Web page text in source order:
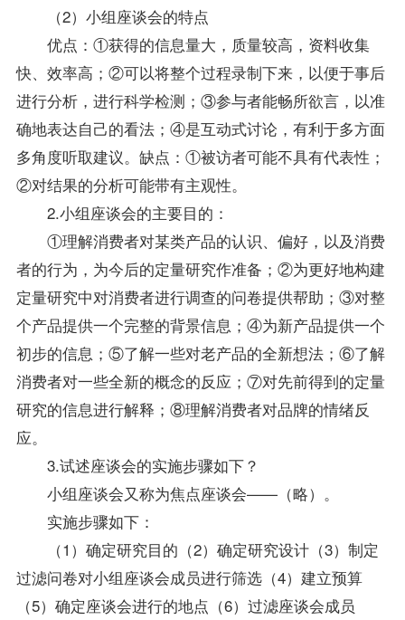
（2）小组座谈会的特点
优点：①获得的信息量大，质量较高， 资料收集
快、效率高；②可以将整个过程录制下来，以便于事后
进行分析，进行科学检测；③参与者能畅所欲言，以准
确地表达自己的看法；④是互动式讨论，有利于多方面
多角度听取建议。缺点：①被访者可能不具有代表性；
②对结果的分析可能带有主观性。
2.小组座谈会的主要目的：
①理解消费者对某类产品的认识、偏好，以及消费
者的行为，为今后的定量研究作准备；②为更好地构建
定量研究中对消费者进行调查的问卷提供帮助；③对整
个产品提供一个完整的背景信息；④为新产品提供一个
初步的信息；⑤了解一些对老产品的全新想法；⑥了解
消费者对一些全新的概念的反应；⑦对先前得到的定量
研究的信息进行解释；⑧理解消费者对品牌的情绪反
应。
3.试述座谈会的实施步骤如下？
小组座谈会又称为焦点座谈会——（略）。
实施步骤如下：
（1）确定研究目的（2）确定研究设计（3）制定
过滤问卷对小组座谈会成员进行筛选（4）建立预算
（5）确定座谈会进行的地点（6）过滤座谈会成员